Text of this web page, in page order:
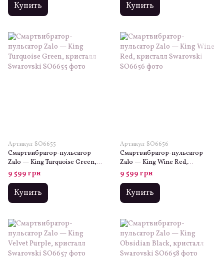
Купить Купить
Артикул: SO6655
Смартвибратор-пульсатор
Zalo — King Turquoise Green,
кристалл Swarovski
9 599 грн
Купить
Артикул: SO6656
Смартвибратор-пульсатор
Zalo — King Wine Red,
кристалл Swarovski
9 599 грн
Купить